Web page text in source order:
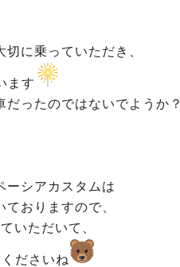
に乗っていただき、
ます
ったのではないでようか？
ーシアカスタムは
おりますので、
いただいて、
ださいね